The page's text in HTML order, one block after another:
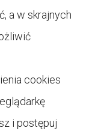
a w skrajnych
cookies
i postępuj